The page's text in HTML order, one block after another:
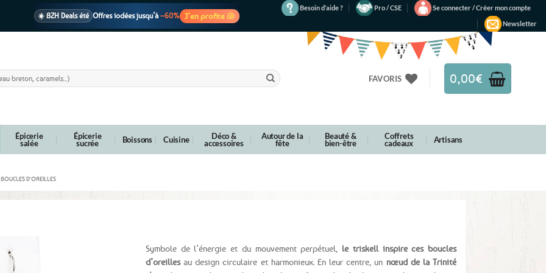
☀️ BZH Deals été Offres iodées jusqu’à –60% J’en profite 🐚
Besoin d’aide ? Pro / CSE
Se connecter / Créer mon compte
Newsletter
FAVORIS 0,00€
Épicerie
salée
Épicerie
sucrée Boissons Cuisine Déco &
accessoires
Autour de la
fête
Beauté &
bien-être
Coffrets
cadeaux Artisans
BOUCLES D'OREILLES
Symbole de l’énergie et du mouvement perpétuel,
le triskell inspire ces boucles
d’oreillesau design circulaire et harmonieux. En leur centre, un nœud de la Trinité